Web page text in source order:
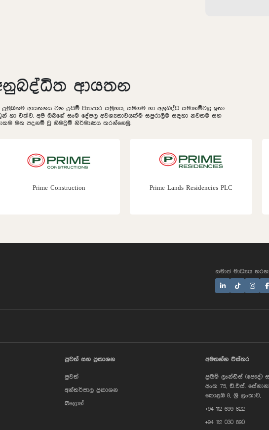
ආයතන
ප්‍රමුඛතම ආයතනය වන ප්‍රයිම් ව්‍යාපාර සමුහය, සමගම හා අනුබද්ධ සමාගම්වල ඉතා
එක්ව, අපි ඔබගේ සෑම දේපල අවශ්‍යතාවයක්ම සපුරාලීම සඳහා නවතම සහ
මත පදනම් වූ නිමවුම් නිර්මාණය කරන්නෙමු.
Construction Prime Lands Residencies PLC
සමාජ මාධ්‍යය
පුවත් සහ ප්‍රකාශන
පුවත්
අන්තර්ජාල ප්‍රකාශන
බ්ලොග්
අමතන්න විස්තර
ප්‍රයිම් ලෑන්ඩ්ස් (පෞද්)
අංක 75, ඩී.එස්.
කොළඹ 8, ශ්‍රී ලංකාව,
+94 112 699 822
+94 112 030 890
Hi, I'm
Tap the
message